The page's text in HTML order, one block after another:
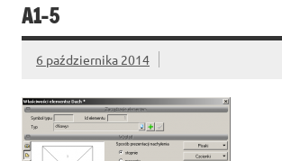
A1-5
6 października 2014